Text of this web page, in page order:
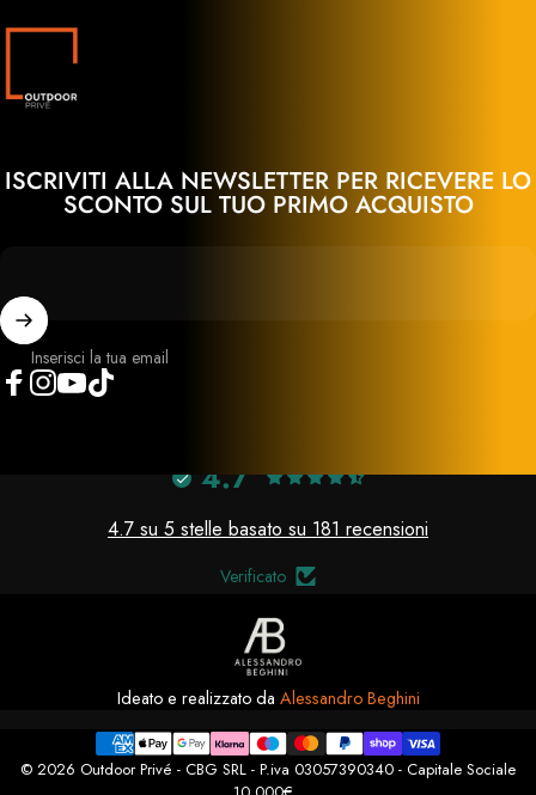
ISCRIVITI ALLA NEWSLETTER PER RICEVERE LO
SCONTO SUL TUO PRIMO ACQUISTO
Inserisci la tua email
4.7
4.7 su 5 stelle basato su 181 recensioni
Verificato
Ideato e realizzato da Alessandro Beghini
© 2026 Outdoor Privé - CBG SRL - P.iva 03057390340 - Capitale Sociale